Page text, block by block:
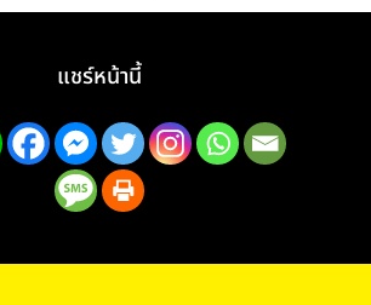
แชร์หน้านี้